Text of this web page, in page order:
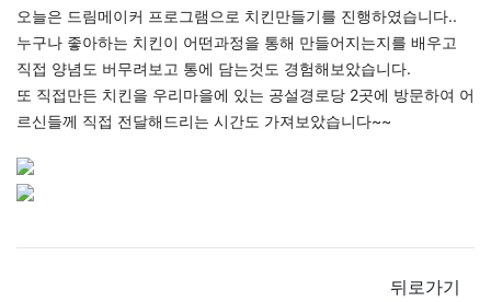
오늘은 드림메이커 프로그램으로 치킨만들기를 진행하였습니다..
누구나 좋아하는 치킨이 어떤과정을 통해 만들어지는지를 배우고
직접 양념도 버무려보고 통에 담는것도 경험해보았습니다.
또 직접만든 치킨을 우리마을에 있는 공설경로당 2곳에 방문하여 어
르신들께 직접 전달해드리는 시간도 가져보았습니다~~
뒤로가기